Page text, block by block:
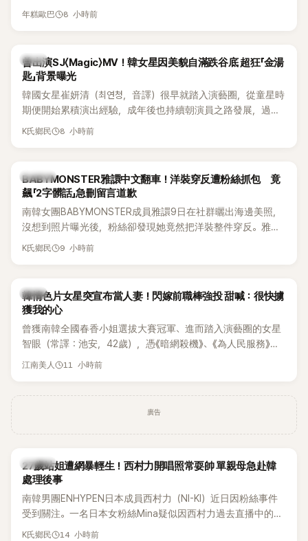
「左右手」的冷血反派「南室長」，也憑著狠辣手段與強烈壓迫感成
倆婚後甜蜜日常近日曝光，超閃互動讓觀眾直呼太甜。
年糕歐巴 8 小時前
韓星
曾出演SJ〈Magic〉MV！韓女星因美貌自滿跌谷底 超狂「金湯
匙」背景曝光
韓國女星崔妍清（최연청，音譯）很早就踏入演藝圈，從童星時
期便開始累積演出經驗，成年後也持續朝演員之路發展，過去
更曾出演Super Junior歌曲〈Magic〉MV。近日她登上JTBC綜藝
K氏鄉民 8 小時前
K-POP
BABYMONSTER雅譞中文翻車！洋裝穿反遭粉絲抓包 竟
飆「2字髒話」急刪留言道歉
南韓女團BABYMONSTER成員雅譞9日在社群曬出海邊美照，
沒想到照片曝光後，粉絲卻發現她竟然把洋裝整件穿反。雅譞
看到提醒後，立刻用中文回應，沒想到一句話卻因用詞太過粗
K氏鄉民 9 小時前
韓星
韓情色片女星突宣布當人妻！閃嫁前職棒強投 甜喊：很快擄
獲我的心
曾獲南韓全國春香小姐選拔大賽冠軍、進而踏入演藝圈的女星
智眼（常譯：池安，42歲），憑《暗網殺機》、《為人民服務》等
作品受到關注。近日她突拋喜訊，透過個人社群宣布將與前職
江南美人 11 小時前
廣告
K-POP
27歲站姐遭網暴輕生！西村力開唱照常耍帥 單親母急赴韓
處理後事
南韓男團ENHYPEN日本成員西村力（NI-KI）近日因粉絲事件
受到關注。一名日本女粉絲Mina疑似因西村力過去直播中的言
論遭外界解讀，進而捲入網路爭議，承受大量負面留言。日前
K氏鄉民 14 小時前